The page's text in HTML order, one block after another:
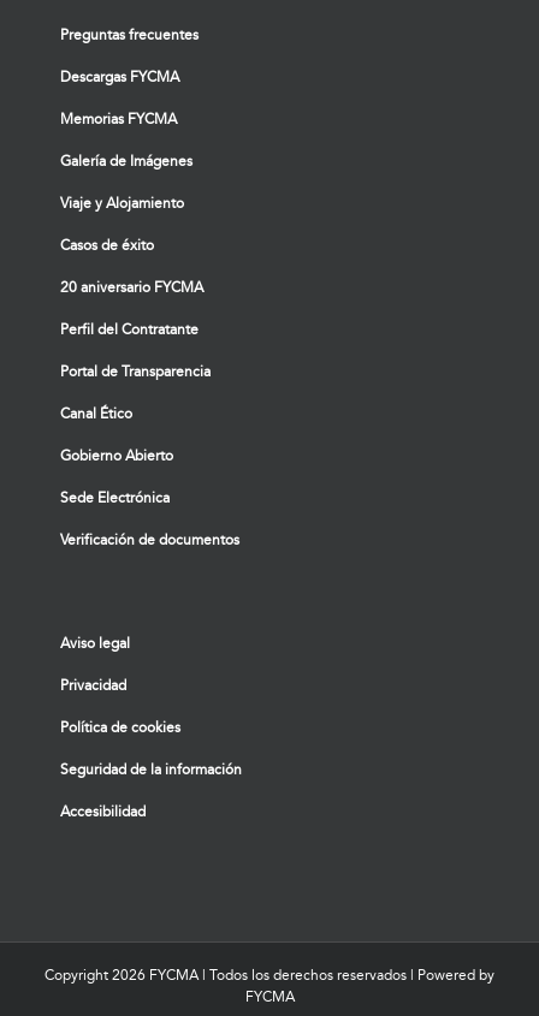
Preguntas frecuentes
Descargas FYCMA
Memorias FYCMA
Galería de Imágenes
Viaje y Alojamiento
Casos de éxito
20 aniversario FYCMA
Perfil del Contratante
Portal de Transparencia
Canal Ético
Gobierno Abierto
Sede Electrónica
Verificación de documentos
Aviso legal
Privacidad
Política de cookies
Seguridad de la información
Accesibilidad
Copyright 2026 FYCMA | Todos los derechos reservados | Powered by
FYCMA